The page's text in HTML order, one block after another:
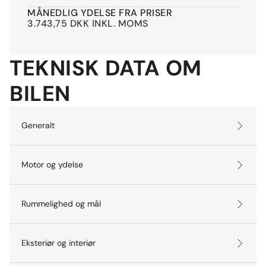
MÅNEDLIG YDELSE FRA PRISER
3.743,75 DKK INKL. MOMS
TEKNISK DATA OM
BILEN
Generalt
Motor og ydelse
Rummelighed og mål
Eksteriør og interiør